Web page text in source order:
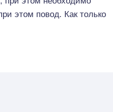
этом повод. Как только